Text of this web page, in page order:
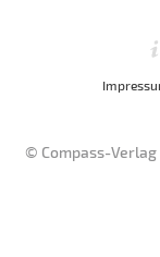
© Compass-Verlag